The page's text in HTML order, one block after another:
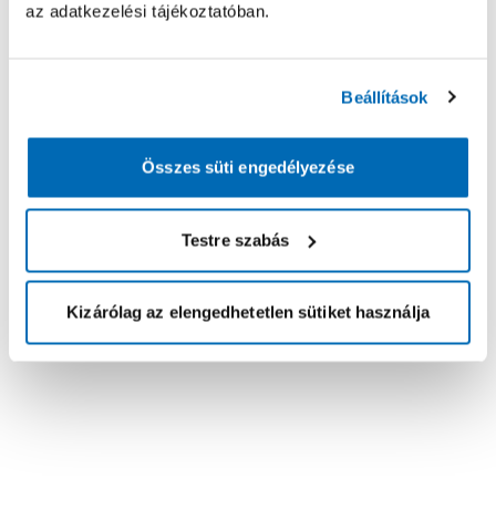
az adatkezelési tájékoztatóban.
Beállítások
Összes süti engedélyezése
Testre szabás
Kizárólag az elengedhetetlen sütiket használja